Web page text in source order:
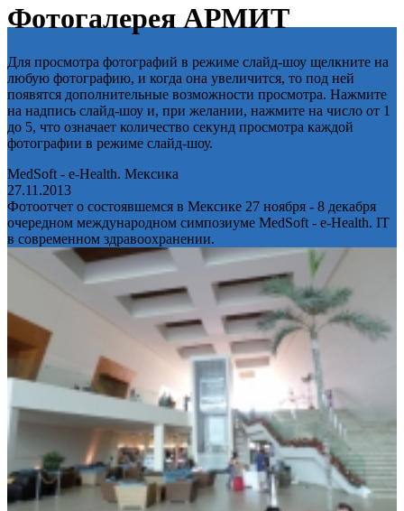
Фотогалерея АРМИТ
Для просмотра фотографий в режиме слайд-шоу щелкните на
любую фотографию, и когда она увеличится, то под ней
появятся дополнительные возможности просмотра. Нажмите
на надпись слайд-шоу и, при желании, нажмите на число от 1
до 5, что означает количество секунд просмотра каждой
фотографии в режиме слайд-шоу.
MedSoft - e-Health. Мексика
27.11.2013
Фотоотчет о состоявшемся в Мексике 27 ноября - 8 декабря
очередном международном симпозиуме MedSoft - e-Health. IT
в современном здравоохранении.